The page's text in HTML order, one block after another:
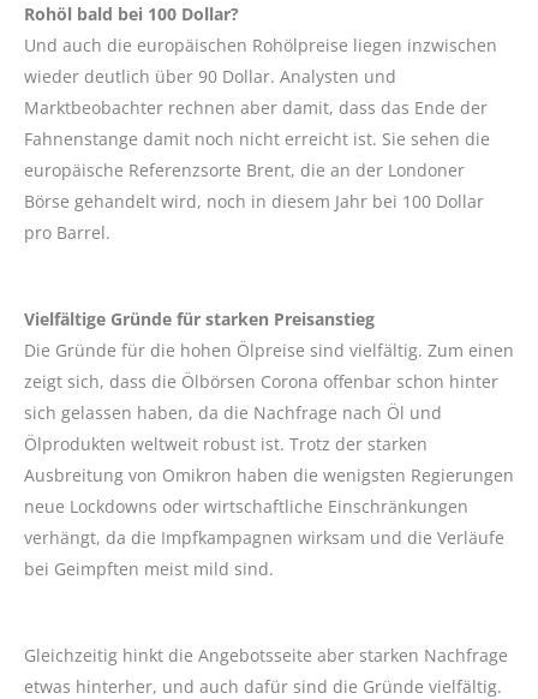
Rohöl bald bei 100 Dollar?
Und auch die europäischen Rohölpreise liegen inzwischen
wieder deutlich über 90 Dollar. Analysten und
Marktbeobachter rechnen aber damit, dass das Ende der
Fahnenstange damit noch nicht erreicht ist. Sie sehen die
europäische Referenzsorte Brent, die an der Londoner
Börse gehandelt wird, noch in diesem Jahr bei 100 Dollar
pro Barrel.
Vielfältige Gründe für starken Preisanstieg
Die Gründe für die hohen Ölpreise sind vielfältig. Zum einen
zeigt sich, dass die Ölbörsen Corona offenbar schon hinter
sich gelassen haben, da die Nachfrage nach Öl und
Ölprodukten weltweit robust ist. Trotz der starken
Ausbreitung von Omikron haben die wenigsten Regierungen
neue Lockdowns oder wirtschaftliche Einschränkungen
verhängt, da die Impfkampagnen wirksam und die Verläufe
bei Geimpften meist mild sind.
Gleichzeitig hinkt die Angebotsseite aber starken Nachfrage
etwas hinterher, und auch dafür sind die Gründe vielfältig.